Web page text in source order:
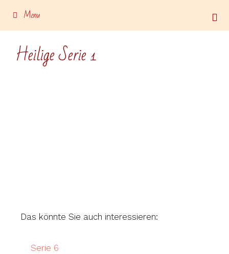
Menu
Heilige Serie 1
Das könnte Sie auch interessieren:
Serie 6